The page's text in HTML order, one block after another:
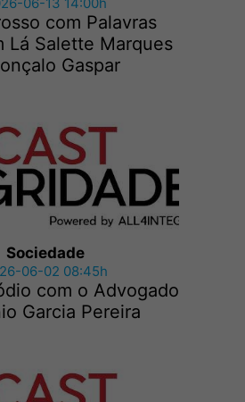
com Palavras
Lá Salette Marques
Gaspar
Sociedade
06-02 08:45h
com o Advogado
Garcia Pereira